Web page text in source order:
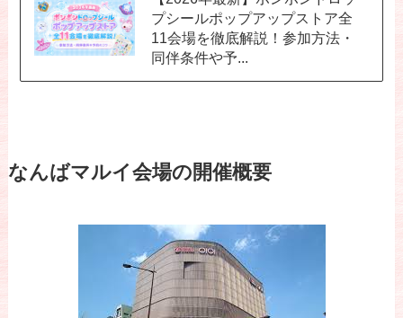
プシールポップアップストア全
11会場を徹底解説！参加方法・
同伴条件や予...
なんばマルイ会場の開催概要